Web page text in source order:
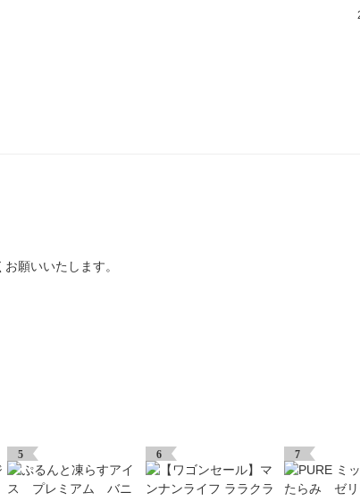
願いいたします。
5 6 7